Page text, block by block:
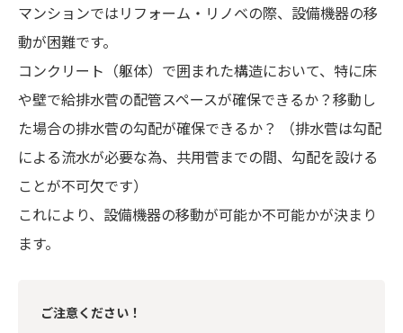
マンションではリフォーム・リノベの際、設備機器の移
動が困難です。
コンクリート（躯体）で囲まれた構造において、特に床
や壁で給排水菅の配管スペースが確保できるか？移動し
た場合の排水菅の勾配が確保できるか？ （排水菅は勾配
による流水が必要な為、共用菅までの間、勾配を設ける
ことが不可欠です）
これにより、設備機器の移動が可能か不可能かが決まり
ます。
ご注意ください！